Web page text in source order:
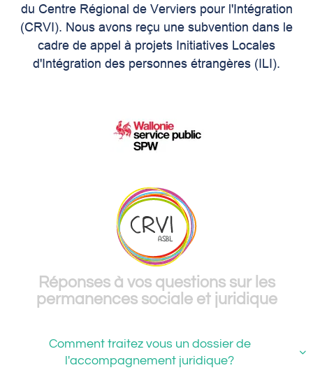
du Centre Régional de Verviers pour l'Intégration
(CRVI). Nous avons reçu une subvention dans le
cadre de appel à projets Initiatives Locales
d'Intégration des personnes étrangères (ILI).
Réponses à vos questions sur les
permanences sociale et juridique
Comment traitez vous un dossier de
l'accompagnement juridique?
